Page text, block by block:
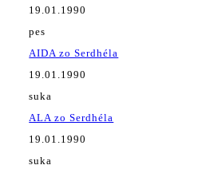
19.01.1990
pes
AIDA zo Serdhéla
19.01.1990
suka
ALA zo Serdhéla
19.01.1990
suka